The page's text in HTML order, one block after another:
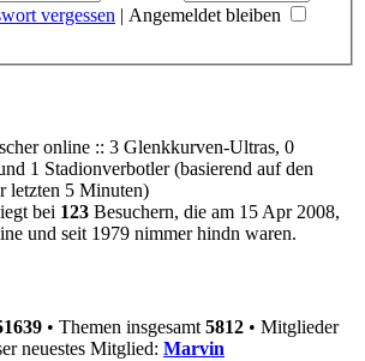
vergessen | Angemeldet bleiben
online :: 3 Glenkkurven-Ultras, 0
1 Stadionverbotler (basierend auf den
letzten 5 Minuten)
bei 123 Besuchern, die am 15 Apr 2008,
und seit 1979 nimmer hindn waren.
• Themen insgesamt 5812 • Mitglieder
neuestes Mitglied: Marvin